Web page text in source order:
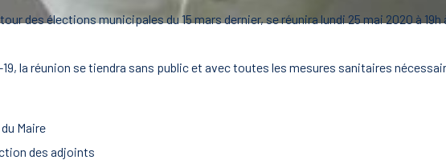
des élections municipales du 15 mars dernier, se réunira lundi 25 mai 2020 à 19h
19, la réunion se tiendra sans public et avec toutes les mesures sanitaires
Maire
des adjoints